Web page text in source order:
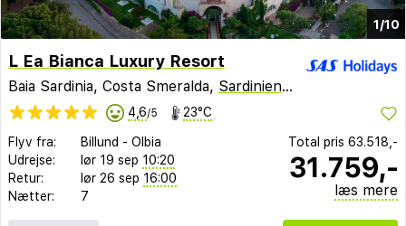
1/10
L Ea Bianca Luxury Resort
Baia Sardinia, Costa Smeralda, Sardinien,Italien
4,6/5 23°C
Flyv fra: Billund - Olbia
Udrejse:
lør 19 sep 10:20
Retur:
lør 26 sep 16:00
Nætter:
7
Total pris 63.518,-
31.759,-
læs mere